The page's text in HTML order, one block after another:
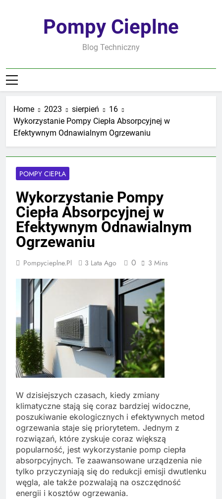
Pompy Cieplne
Blog Techniczny
Home 2023 sierpień
16
Wykorzystanie Pompy Ciepła Absorpcyjnej w
Efektywnym Odnawialnym Ogrzewaniu
POMPY CIEPŁA
Wykorzystanie Pompy
Ciepła Absorpcyjnej w
Efektywnym Odnawialnym
Ogrzewaniu
Pompycieplne.pl 3 Lata Ago 0 3 Mins
W dzisiejszych czasach, kiedy zmiany
klimatyczne stają się coraz bardziej widoczne,
poszukiwanie ekologicznych i efektywnych metod
ogrzewania staje się priorytetem. Jednym z
rozwiązań, które zyskuje coraz większą
popularność, jest wykorzystanie pomp ciepła
absorpcyjnych. Te zaawansowane urządzenia nie
tylko przyczyniają się do redukcji emisji dwutlenku
węgla, ale także pozwalają na oszczędność
energii i kosztów ogrzewania.